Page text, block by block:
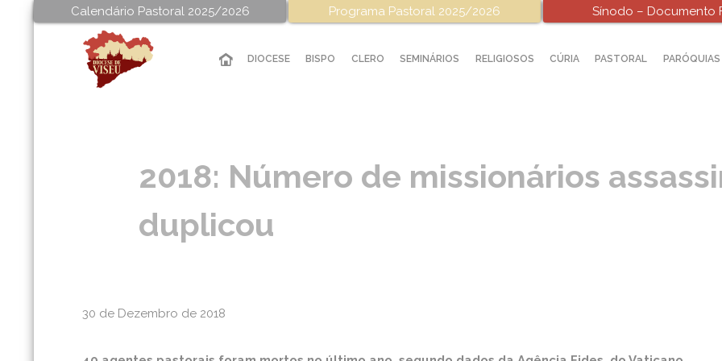
Calendário Pastoral 2025/2026 Programa Pastoral 2025/2026 Sínodo – Documento
DIOCESE BISPO CLERO SEMINÁRIOS RELIGIOSOS CÚRIA PASTORAL PARÓQUIAS
2018: Número de missionários
duplicou
30 de Dezembro de 2018